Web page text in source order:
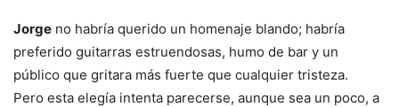
Jorge no habría querido un homenaje blando; habría
preferido guitarras estruendosas, humo de bar y un
público que gritara más fuerte que cualquier tristeza.
Pero esta elegía intenta parecerse, aunque sea un poco, a